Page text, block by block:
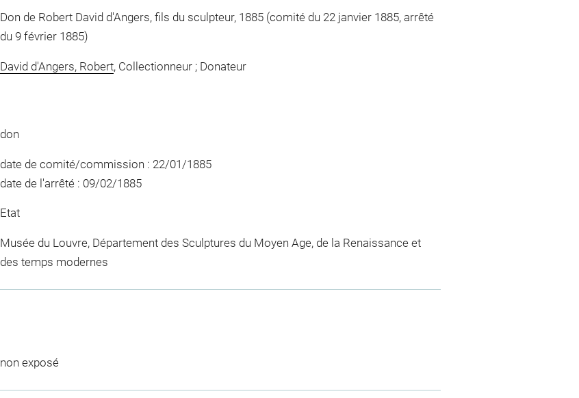
Don de Robert David d'Angers, fils du sculpteur, 1885 (comité du 22 janvier 1885, arrêté
du 9 février 1885)
David d'Angers, Robert, Collectionneur ; Donateur
don
date de comité/commission : 22/01/1885
date de l'arrêté : 09/02/1885
Etat
Musée du Louvre, Département des Sculptures du Moyen Age, de la Renaissance et
des temps modernes
non exposé